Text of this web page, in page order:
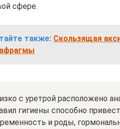
сфере.
также: Скользящая
с уретрой расположено
гигиены способно
и роды,